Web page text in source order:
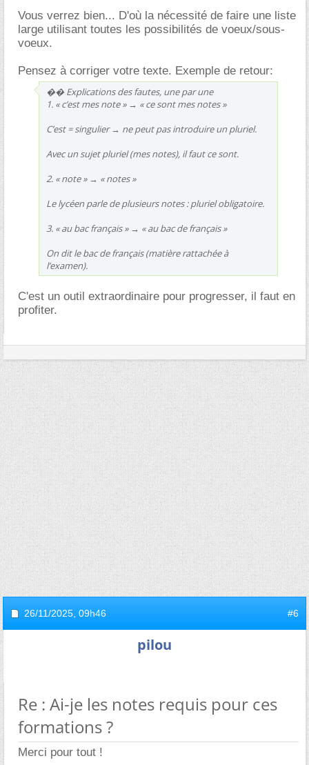
Vous verrez bien... D'où la nécessité de faire une liste
large utilisant toutes les possibilités de voeux/sous-
voeux.
Pensez à corriger votre texte. Exemple de retour:
�� Explications des fautes, une par une
1. « c’est mes note » → « ce sont mes notes »
C’est = singulier → ne peut pas introduire un pluriel.
Avec un sujet pluriel (mes notes), il faut ce sont.
2. « note » → « notes »
Le lycéen parle de plusieurs notes : pluriel obligatoire.
3. « au bac français » → « au bac de français »
On dit le bac de français (matière rattachée à
l’examen).
C'est un outil extraordinaire pour progresser, il faut en
profiter.
26/11/2025, 09h46 #6
pilou
Re : Ai-je les notes requis pour ces
formations ?
Merci pour tout !